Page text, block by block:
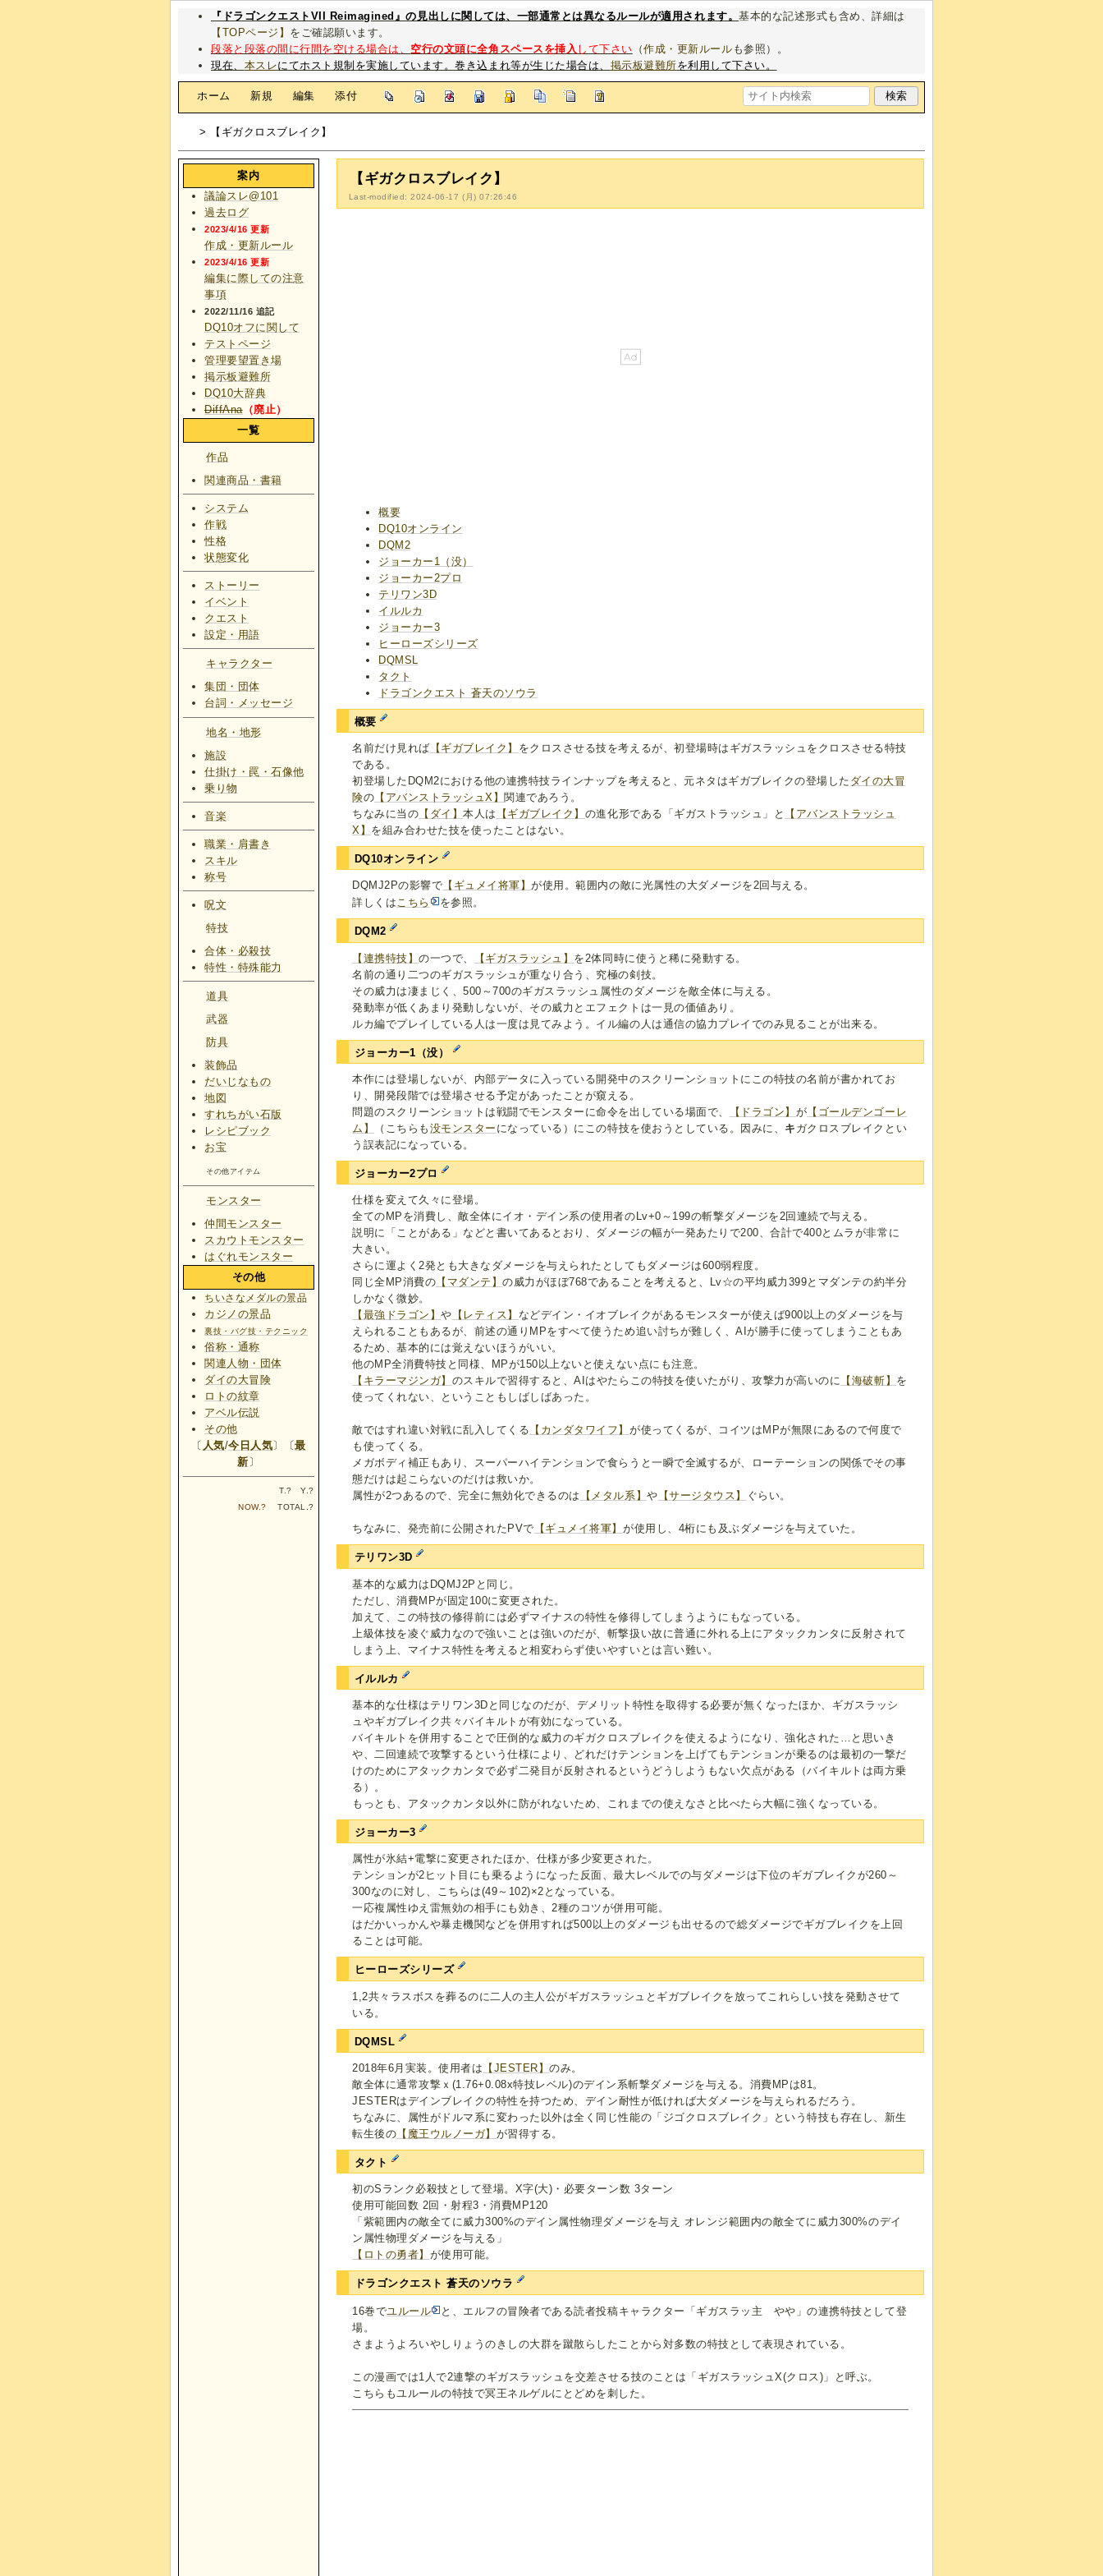
『ドラゴンクエストVII Reimagined』の見出しに関しては、一部通常とは異なるルールが適用されます。基本的な記述形式も含め、詳細は
【TOPページ】 をご確認願います。
段落と段落の間に行間を空ける場合は、 空行の文頭に全角スペースを挿入 して下さい （作成・更新ルール も参照）。
現在、 本スレにてホスト規制を実施しています。巻き込まれ等が生じた場合は、 掲示板避難所を利用して下さい。
ホーム 新規 編集 添付
> 【ギガクロスブレイク】
【ギガクロスブレイク】
Last-modified: 2024-06-17 (月) 07:26:46
概要
DQ10オンライン
DQM2
ジョーカー1（没）
ジョーカー2プロ
テリワン3D
イルルカ
ジョーカー3
ヒーローズシリーズ
DQMSL
タクト
ドラゴンクエスト 蒼天のソウラ
概要
名前だけ見れば 【ギガブレイク】 をクロスさせる技を考えるが、初登場時はギガスラッシュをクロスさせる特技
である。
初登場したDQM2における他の連携特技ラインナップを考えると、元ネタはギガブレイクの登場した ダイの大冒
険の 【アバンストラッシュX】 関連であろう。
ちなみに当の 【ダイ】本人は 【ギガブレイク】 の進化形である「ギガストラッシュ」と
【アバンストラッシュ
X】 を組み合わせた技を使ったことはない。
DQ10オンライン
DQMJ2Pの影響で 【ギュメイ将軍】が使用。範囲内の敵に光属性の大ダメージを2回与える。
詳しくはこちら を参照。
DQM2
【連携特技】の一つで、 【ギガスラッシュ】 を2体同時に使うと稀に発動する。
名前の通り二つのギガスラッシュが重なり合う、究極の剣技。
その威力は凄まじく、500～700のギガスラッシュ属性のダメージを敵全体に与える。
発動率が低くあまり発動しないが、その威力とエフェクトは一見の価値あり。
ルカ編でプレイしている人は一度は見てみよう。イル編の人は通信の協力プレイでのみ見ることが出来る。
ジョーカー1（没）
本作には登場しないが、内部データに入っている開発中のスクリーンショットにこの特技の名前が書かれてお
り、開発段階では登場させる予定があったことが窺える。
問題のスクリーンショットは戦闘でモンスターに命令を出している場面で、
【ドラゴン】 が 【ゴールデンゴーレ
ム】
（こちらも 没モンスター になっている）にこの特技を使おうとしている。因みに、 キ ガクロスブレイクとい
う誤表記になっている。
ジョーカー2プロ
仕様を変えて久々に登場。
全てのMPを消費し、敵全体にイオ・デイン系の使用者のLv+0～199の斬撃ダメージを2回連続で与える。
説明に「ことがある」などと書いてあるとおり、ダメージの幅が一発あたりで200、合計で400とムラが非常に
大きい。
さらに運よく2発とも大きなダメージを与えられたとしてもダメージは600弱程度。
同じ全MP消費の 【マダンテ】の威力がほぼ768であることを考えると、Lv☆の平均威力399とマダンテの約半分
しかなく微妙。
【最強ドラゴン】や 【レティス】 などデイン・イオブレイクがあるモンスターが使えば900以上のダメージを与
えられることもあるが、前述の通りMPをすべて使うため追い討ちが難しく、AIが勝手に使ってしまうこともあ
るため、基本的には覚えないほうがいい。
他のMP全消費特技と同様、MPが150以上ないと使えない点にも注意。
【キラーマジンガ】 のスキルで習得すると、AIはやたらこの特技を使いたがり、攻撃力が高いのに 【海破斬】 を
使ってくれない、ということもしばしばあった。
敵ではすれ違い対戦に乱入してくる 【カンダタワイフ】が使ってくるが、コイツはMPが無限にあるので何度で
も使ってくる。
メガボディ補正もあり、スーパーハイテンションで食らうと一瞬で全滅するが、ローテーションの関係でその事
態だけは起こらないのだけは救いか。
属性が2つあるので、完全に無効化できるのは
【メタル系】や 【サージタウス】 ぐらい。
ちなみに、発売前に公開されたPVで 【ギュメイ将軍】が使用し、4桁にも及ぶダメージを与えていた。
テリワン3D
基本的な威力はDQMJ2Pと同じ。
ただし、消費MPが固定100に変更された。
加えて、この特技の修得前には必ずマイナスの特性を修得してしまうようにもなっている。
上級体技を凌ぐ威力なので強いことは強いのだが、斬撃扱い故に普通に外れる上にアタックカンタに反射されて
しまう上、マイナス特性を考えると相変わらず使いやすいとは言い難い。
イルルカ
基本的な仕様はテリワン3Dと同じなのだが、デメリット特性を取得する必要が無くなったほか、ギガスラッシ
ュやギガブレイク共々バイキルトが有効になっている。
バイキルトを併用することで圧倒的な威力のギガクロスブレイクを使えるようになり、強化された…と思いき
や、二回連続で攻撃するという仕様により、どれだけテンションを上げてもテンションが乗るのは最初の一撃だ
けのためにアタックカンタで必ず二発目が反射されるというどうしようもない欠点がある（バイキルトは両方乗
る）。
もっとも、アタックカンタ以外に防がれないため、これまでの使えなさと比べたら大幅に強くなっている。
ジョーカー3
属性が氷結+電撃に変更されたほか、仕様が多少変更された。
テンションが2ヒット目にも乗るようになった反面、最大レベルでの与ダメージは下位のギガブレイクが260～
300なのに対し、こちらは(49～102)×2となっている。
一応複属性ゆえ雷無効の相手にも効き、2種のコツが併用可能。
はだかいっかんや暴走機関などを併用すれば500以上のダメージも出せるので総ダメージでギガブレイクを上回
ることは可能。
ヒーローズシリーズ
1,2共々ラスボスを葬るのに二人の主人公がギガスラッシュとギガブレイクを放ってこれらしい技を発動させて
いる。
DQMSL
2018年6月実装。使用者は 【JESTER】のみ。
敵全体に通常攻撃ｘ(1.76+0.08x特技レベル)のデイン系斬撃ダメージを与える。消費MPは81。
JESTERはデインブレイクの特性を持つため、デイン耐性が低ければ大ダメージを与えられるだろう。
ちなみに、属性がドルマ系に変わった以外は全く同じ性能の「ジゴクロスブレイク」という特技も存在し、新生
転生後の 【魔王ウルノーガ】 が習得する。
タクト
初のSランク必殺技として登場。X字(大)・必要ターン数 3ターン
使用可能回数 2回・射程3・消費MP120
「紫範囲内の敵全てに威力300%のデイン属性物理ダメージを与え オレンジ範囲内の敵全てに威力300%のデイ
ン属性物理ダメージを与える」
【ロトの勇者】 が使用可能。
ドラゴンクエスト 蒼天のソウラ
16巻でユルール
と、エルフの冒険者である読者投稿キャラクター「ギガスラッ主 やや」の連携特技として登
場。
さまようよろいやしりょうのきしの大群を蹴散らしたことから対多数の特技として表現されている。
この漫画では1人で2連撃のギガスラッシュを交差させる技のことは「ギガスラッシュX(クロス)」と呼ぶ。
こちらもユルールの特技で冥王ネルゲルにとどめを刺した。
案内
議論スレ@101
過去ログ
2023/4/16 更新
作成・更新ルール
2023/4/16 更新
編集に際しての注意
事項
2022/11/16 追記
DQ10オフに関して
テストページ
管理要望置き場
掲示板避難所
DQ10大辞典
DiffAna（廃止）
一覧
作品
関連商品・書籍
システム
作戦
性格
状態変化
ストーリー
イベント
クエスト
設定・用語
キャラクター
集団・団体
台詞・メッセージ
地名・地形
施設
仕掛け・罠・石像他
乗り物
音楽
職業・肩書き
スキル
称号
呪文
特技
合体・必殺技
特性・特殊能力
道具
武器
防具
装飾品
だいじなもの
地図
すれちがい石版
レシピブック
お宝
その他アイテム
モンスター
仲間モンスター
スカウトモンスター
はぐれモンスター
その他
ちいさなメダルの景品
カジノの景品
裏技・バグ技・テクニック
俗称・通称
関連人物・団体
ダイの大冒険
ロトの紋章
アベル伝説
その他
〔 人気/今日人気〕〔最
新 〕
T.? Y.?
NOW.? TOTAL.?